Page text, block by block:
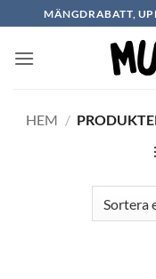
to
content
MÄNGDRABATT,
HEM /